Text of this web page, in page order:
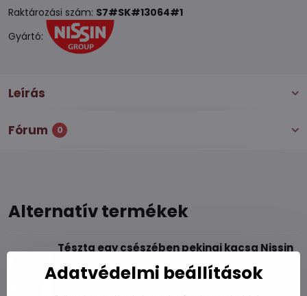
Raktározási szám: S7#SK#13064#1
Gyártó:
Leírás
Fórum 0
Alternatív termékek
Tészta egy csészében pekingi kacsa Nissin
Készleten
Adatvédelmi beállítások